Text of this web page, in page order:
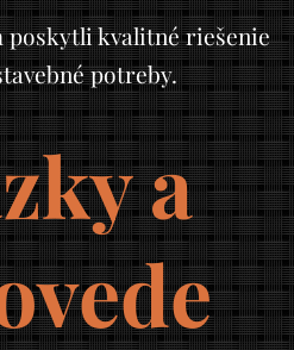
poskytli kvalitné riešenie
potreby.
a